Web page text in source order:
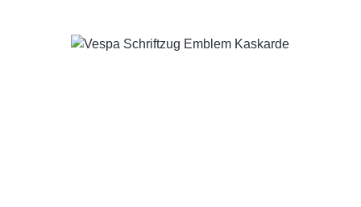
Bildergalerie überspringen